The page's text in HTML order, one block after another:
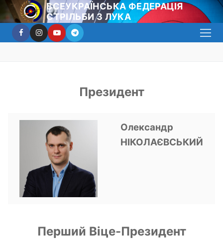
Перейти
до
вмісту
ВСЕУКРАЇНСЬКА ФЕДЕРАЦІЯ
СТРІЛЬБИ З ЛУКА
Президент
Олександр
НІКОЛАЄВСЬКИЙ
Перший Віце-Президент